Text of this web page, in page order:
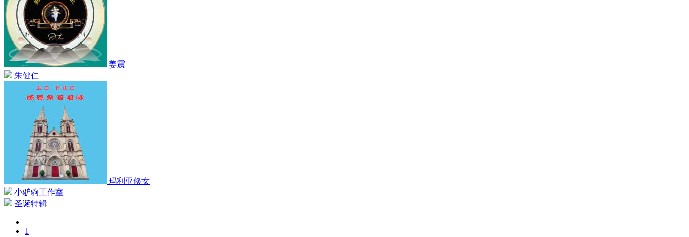
姜震
朱健仁
玛利亚修女
小驴驹工作室
圣诞特辑
1